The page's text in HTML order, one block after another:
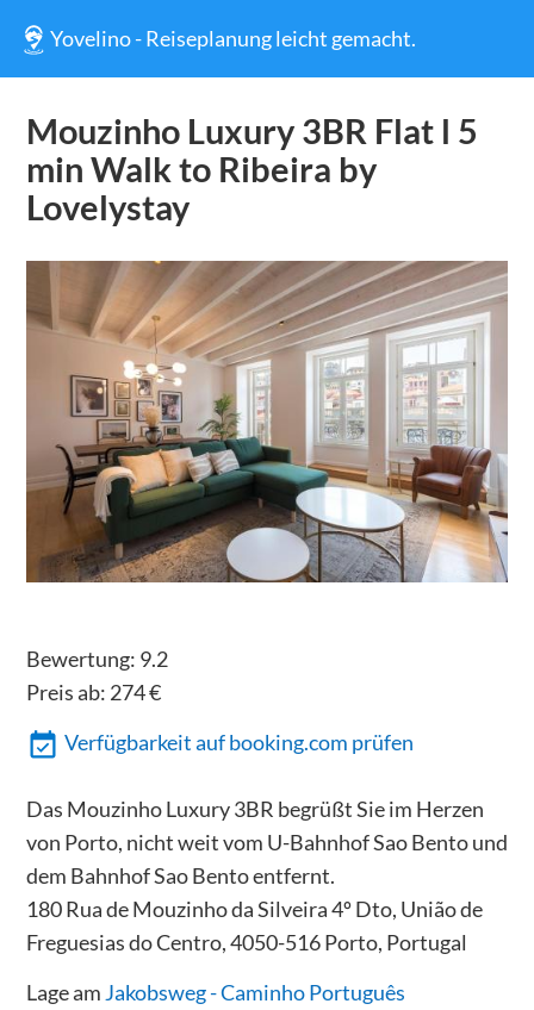
Yovelino - Reiseplanung leicht gemacht.
Mouzinho Luxury 3BR Flat l 5
min Walk to Ribeira by
Lovelystay
Bewertung: 9.2
Preis ab: 274€
Verfügbarkeit auf booking.com prüfen
Das Mouzinho Luxury 3BR begrüßt Sie im Herzen
von Porto, nicht weit vom U-Bahnhof Sao Bento und
dem Bahnhof Sao Bento entfernt.
180 Rua de Mouzinho da Silveira 4º Dto, União de
Freguesias do Centro, 4050-516 Porto, Portugal
Lage am Jakobsweg - Caminho Português